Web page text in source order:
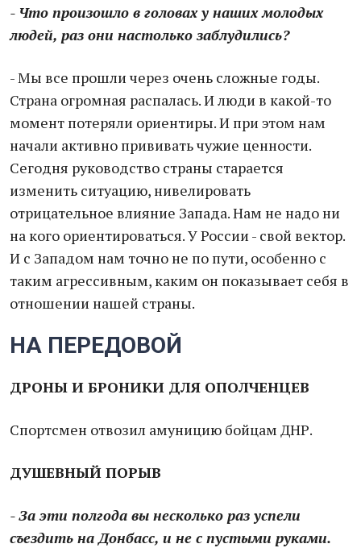
- Что произошло в головах у наших молодых
людей, раз они настолько заблудились?
- Мы все прошли через очень сложные годы.
Страна огромная распалась. И люди в какой-то
момент потеряли ориентиры. И при этом нам
начали активно прививать чужие ценности.
Сегодня руководство страны старается
изменить ситуацию, нивелировать
отрицательное влияние Запада. Нам не надо ни
на кого ориентироваться. У России - свой вектор.
И с Западом нам точно не по пути, особенно с
таким агрессивным, каким он показывает себя в
отношении нашей страны.
НА ПЕРЕДОВОЙ
ДРОНЫ И БРОНИКИ ДЛЯ ОПОЛЧЕНЦЕВ
Спортсмен отвозил амуницию бойцам ДНР.
ДУШЕВНЫЙ ПОРЫВ
- За эти полгода вы несколько раз успели
съездить на Донбасс, и не с пустыми руками.